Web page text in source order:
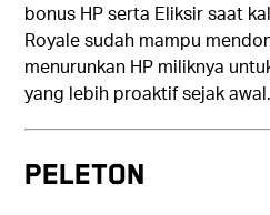
bonus HP serta Eliksir saat
Royale sudah mampu
menurunkan HP miliknya
yang lebih proaktif sejak awal.
Peleton